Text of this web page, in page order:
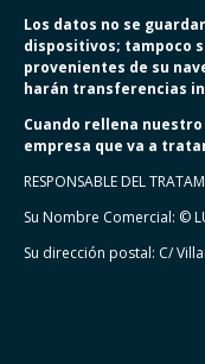
Los datos no se
dispositivos; tampoco
provenientes de su
harán transferencias
Cuando rellena
empresa que va a
RESPONSABLE DEL
Su Nombre Comercial: ©
Su dirección postal: C/